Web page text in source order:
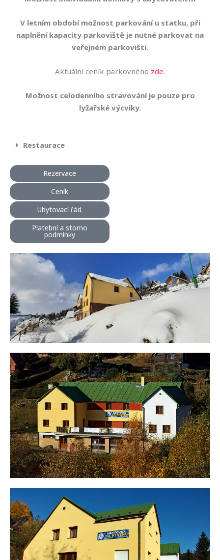
V letním období možnost parkování u statku, při
naplnění kapacity parkoviště je nutné parkovat na
veřejném parkovišti.
Aktuální ceník parkovného zde.
Možnost celodenního stravování je pouze pro
lyžařské výcviky.
Restaurace
Rezervace
Ceník
Ubytovací řád
Platební a storno
podmínky